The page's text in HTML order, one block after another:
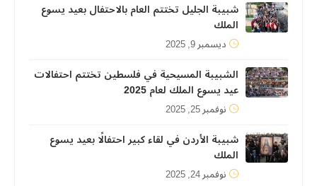
شبيبة الجليل تختتم العام بالاحتفال بعيد يسوع
الملك
ديسمبر 9, 2025
الشبيبة المسيحية في فلسطين تختتم احتفالات
عيد يسوع الملك لعام 2025
نوفمبر 25, 2025
شبيبة الأردن في لقاء كبير احتفالًا بعيد يسوع
الملك
نوفمبر 24, 2025